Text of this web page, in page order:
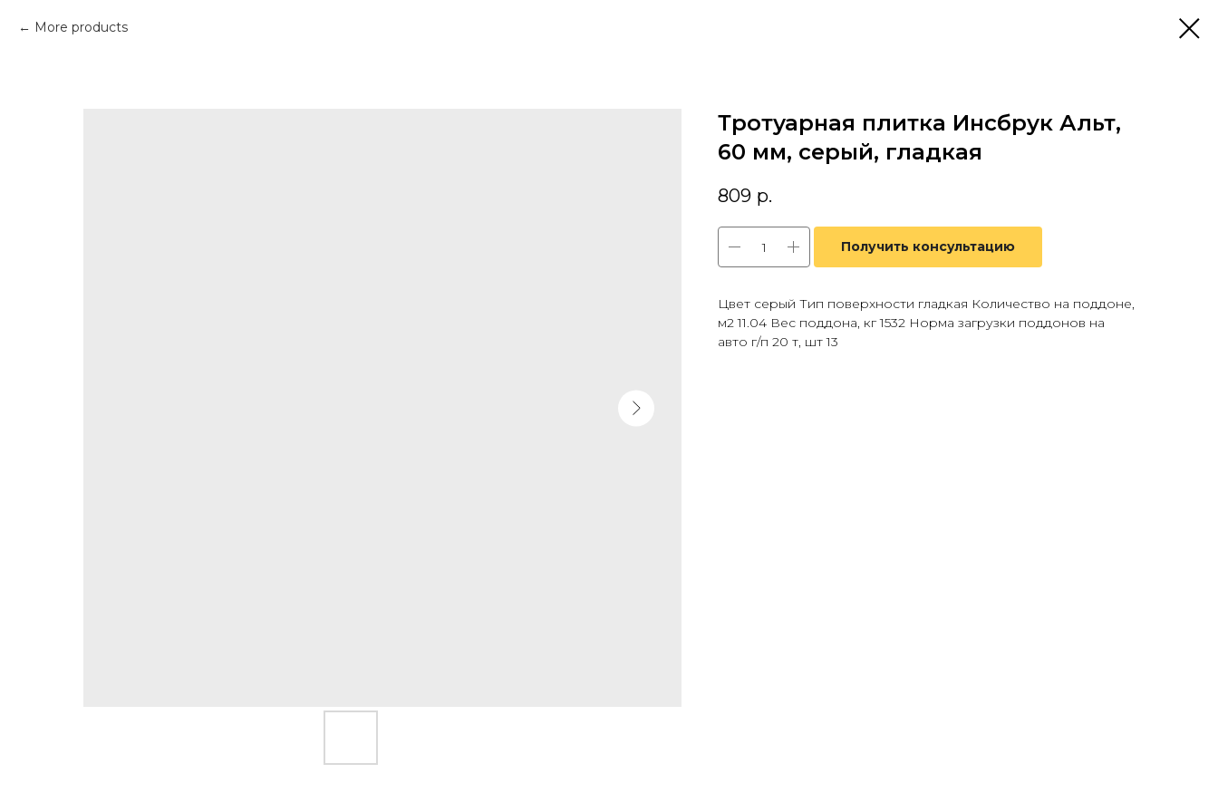
More products
Тротуарная плитка Инсбрук Альт,
60 мм, серый, гладкая
809 р.
Получить консультацию
Цвет серый Тип поверхности гладкая Количество на поддоне,
м2 11.04 Вес поддона, кг 1532 Норма загрузки поддонов на
авто г/п 20 т, шт 13